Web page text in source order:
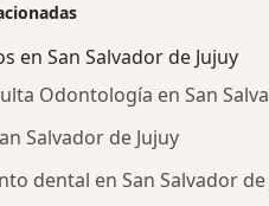
en San Salvador de Jujuy
Odontología en San
Salvador de Jujuy
dental en San Salvador de